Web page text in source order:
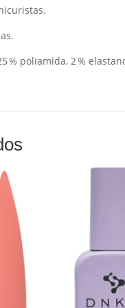
% poliamida, 2 %